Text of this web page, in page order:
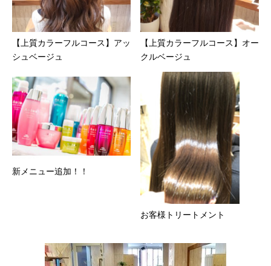
【上質カラーフルコース】アッ
シュベージュ
【上質カラーフルコース】オー
クルベージュ
新メニュー追加！！
お客様トリートメント